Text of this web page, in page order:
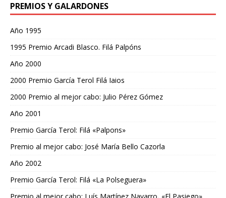
PREMIOS Y GALARDONES
Año 1995
1995 Premio Arcadi Blasco. Filá Palpóns
Año 2000
2000 Premio García Terol Filá Iaios
2000 Premio al mejor cabo: Julio Pérez Gómez
Año 2001
Premio García Terol: Filá «Palpons»
Premio al mejor cabo: José María Bello Cazorla
Año 2002
Premio García Terol: Filá «La Polseguera»